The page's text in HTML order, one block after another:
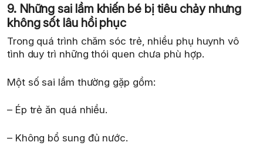
9. Những sai lầm khiến bé bị tiêu chảy nhưng
không sốt lâu hồi phục
Trong quá trình chăm sóc trẻ, nhiều phụ huynh vô
tình duy trì những thói quen chưa phù hợp.
Một số sai lầm thường gặp gồm:
– Ép trẻ ăn quá nhiều.
– Không bổ sung đủ nước.